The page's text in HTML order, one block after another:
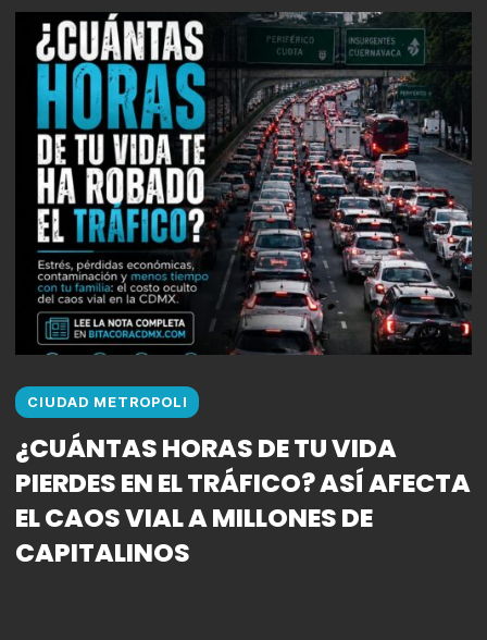
CIUDAD METROPOLI
¿CUÁNTAS HORAS DE TU VIDA
PIERDES EN EL TRÁFICO? ASÍ AFECTA
EL CAOS VIAL A MILLONES DE
CAPITALINOS